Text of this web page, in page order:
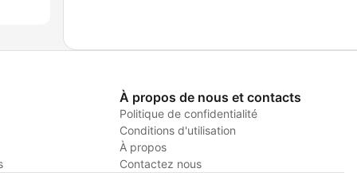
À propos de nous et contacts
Politique de confidentialité
Conditions d'utilisation
À propos
Contactez nous